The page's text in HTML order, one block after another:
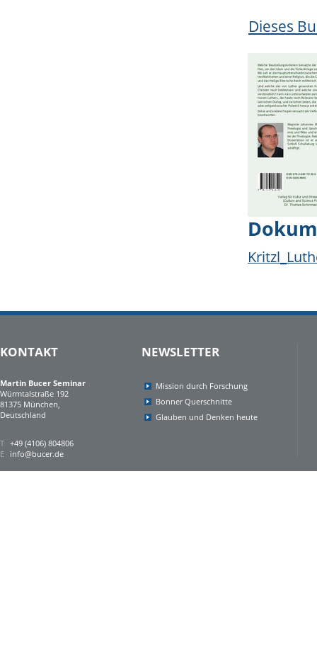
Dieses
KONTAKT
Martin Bucer Seminar
Würmtalstraße 192
81375 München,
Deutschland
T +49 (4106) 804806
E info@bucer.de
NEWSLETTER
Mission durch Forschung
Bonner Querschnitte
Glauben und Denken heute